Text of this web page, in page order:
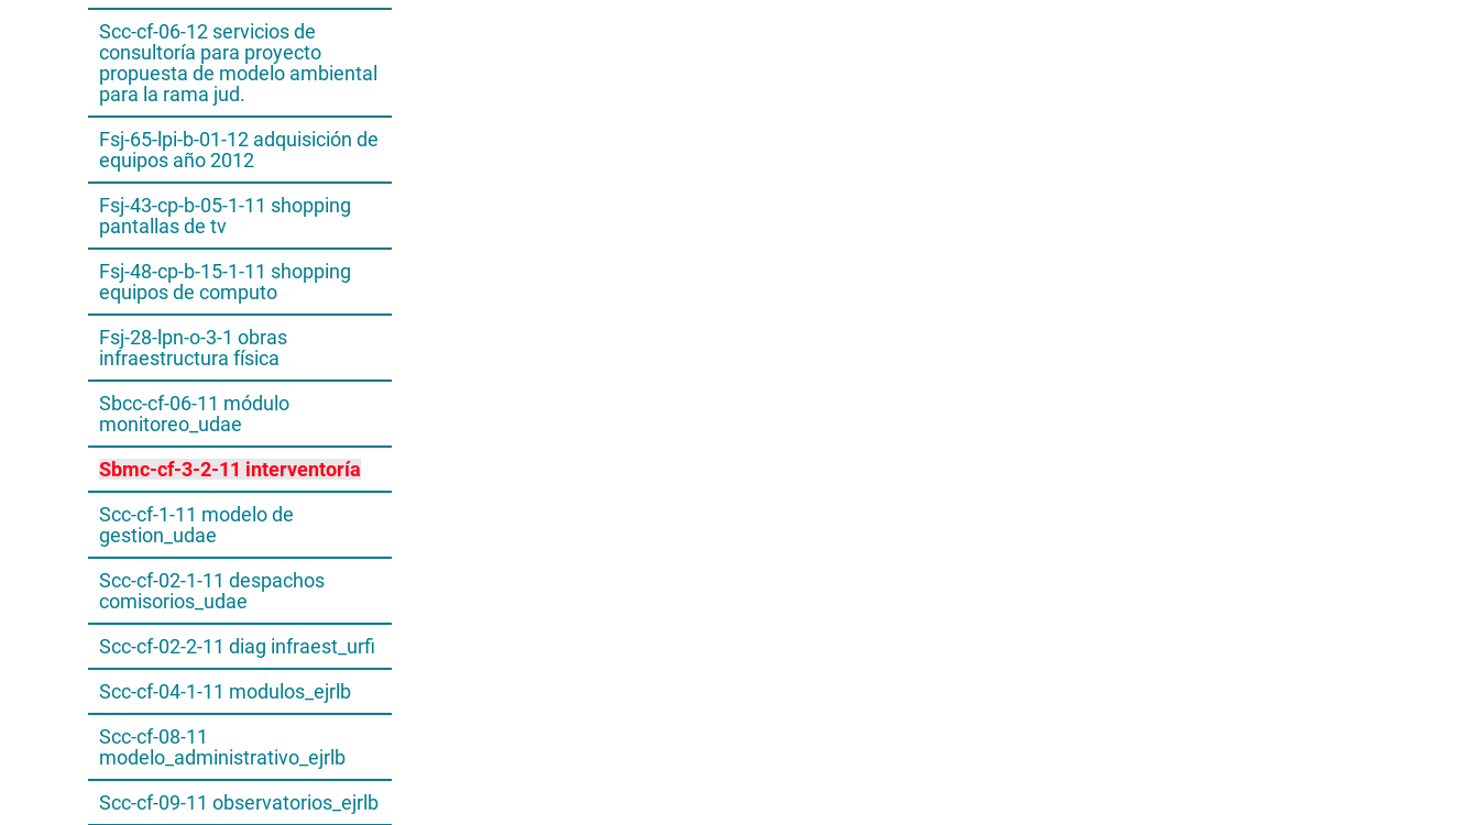
Scc-cf-06-12 servicios de
consultoría para proyecto
propuesta de modelo ambiental
para la rama jud.
Fsj-65-lpi-b-01-12 adquisición de
equipos año 2012
Fsj-43-cp-b-05-1-11 shopping
pantallas de tv
Fsj-48-cp-b-15-1-11 shopping
equipos de computo
Fsj-28-lpn-o-3-1 obras
infraestructura física
Sbcc-cf-06-11 módulo
monitoreo_udae
Sbmc-cf-3-2-11 interventoría
Scc-cf-1-11 modelo de
gestion_udae
Scc-cf-02-1-11 despachos
comisorios_udae
Scc-cf-02-2-11 diag infraest_urfi
Scc-cf-04-1-11 modulos_ejrlb
Scc-cf-08-11
modelo_administrativo_ejrlb
Scc-cf-09-11 observatorios_ejrlb